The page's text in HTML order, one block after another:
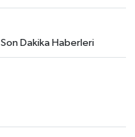
Son Dakika Haberleri